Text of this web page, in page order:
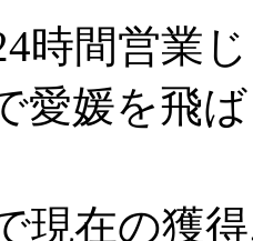
時間営業
愛媛を飛
現在の獲